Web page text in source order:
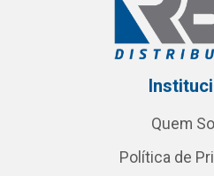
Quem
Política de